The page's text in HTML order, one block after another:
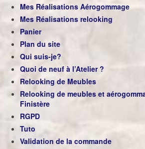
Mes Réalisations Aérogommage
Mes Réalisations relooking
Panier
Plan du site
Qui suis-je?
Quoi de neuf à l’Atelier ?
Relooking de Meubles
Relooking de meubles et
Finistère
RGPD
Tuto
Validation de la commande